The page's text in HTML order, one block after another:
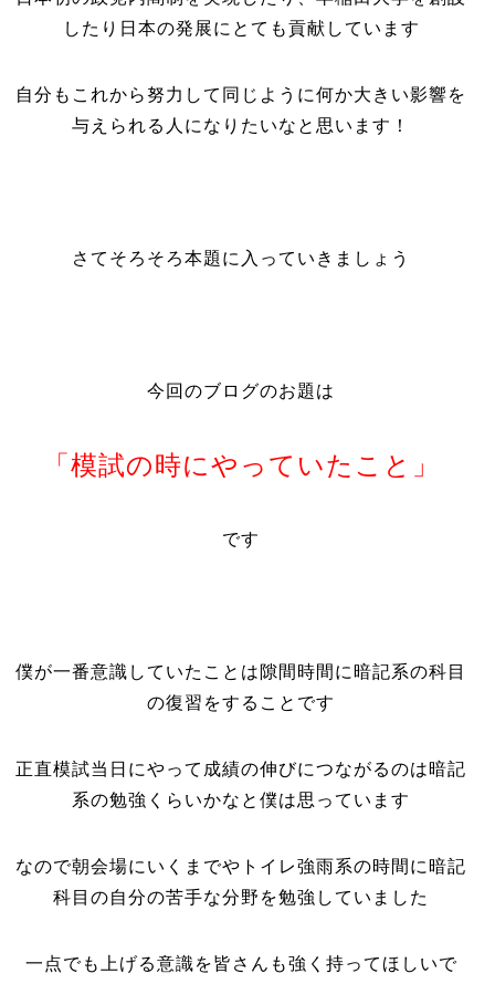
したり日本の発展にとても貢献しています
自分もこれから努力して同じように何か大きい影響を
与えられる人になりたいなと思います！
さてそろそろ本題に入っていきましょう
今回のブログのお題は
「模試の時にやっていたこと」
です
僕が一番意識していたことは隙間時間に暗記系の科目
の復習をすることです
正直模試当日にやって成績の伸びにつながるのは暗記
系の勉強くらいかなと僕は思っています
なので朝会場にいくまでやトイレ強雨系の時間に暗記
科目の自分の苦手な分野を勉強していました
一点でも上げる意識を皆さんも強く持ってほしいで